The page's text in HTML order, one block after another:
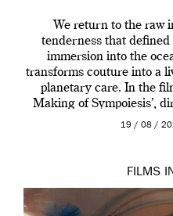
We return to the raw
tenderness that
immersion into the
transforms couture into a
planetary care. In the
Making of Sympoiesis’,
the sacred space
19 / 08 /
FILMS